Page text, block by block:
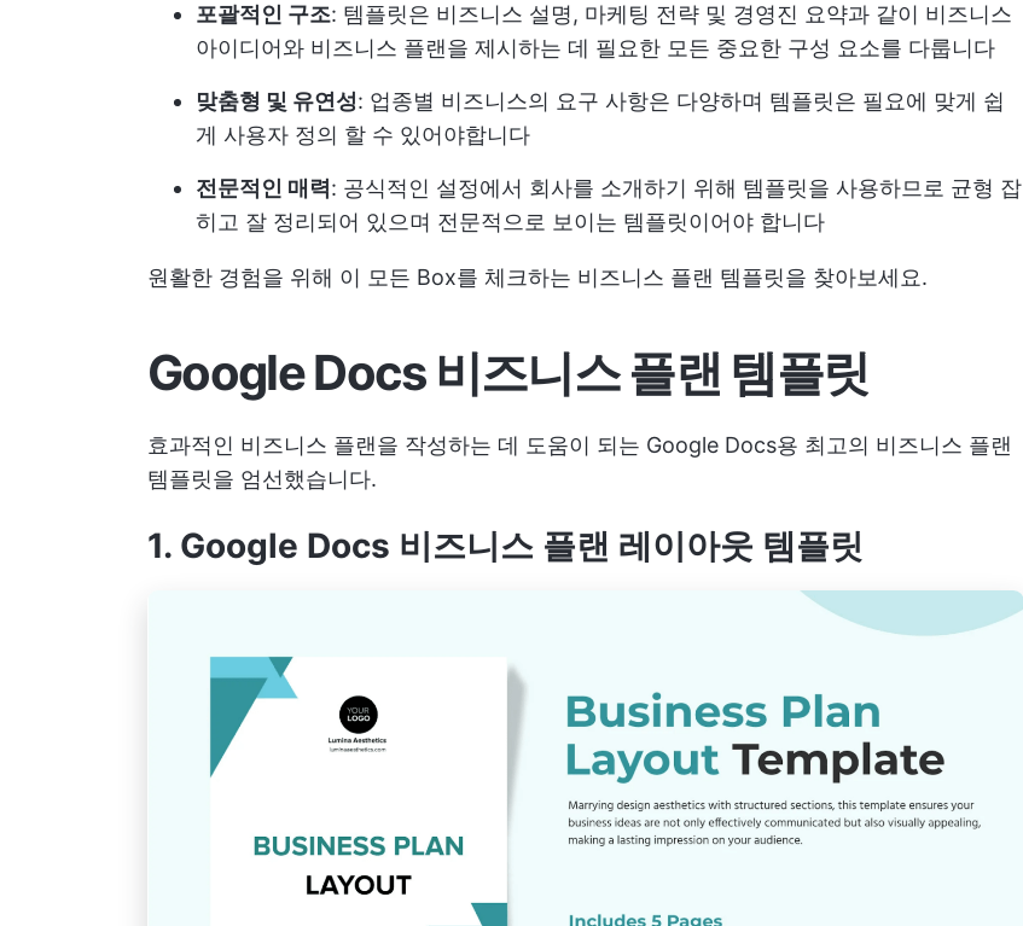
포괄적인 구조: 템플릿은 비즈니스 설명, 마케팅 전략 및 경영진 요약과 같이 비즈니스
아이디어와 비즈니스 플랜을 제시하는 데 필요한 모든 중요한 구성 요소를 다룹니다
맞춤형 및 유연성: 업종별 비즈니스의 요구 사항은 다양하며 템플릿은 필요에 맞게 쉽
게 사용자 정의 할 수 있어야합니다
전문적인 매력 : 공식적인 설정에서 회사를 소개하기 위해 템플릿을 사용하므로 균형 잡
히고 잘 정리되어 있으며 전문적으로 보이는 템플릿이어야 합니다
원활한 경험을 위해 이 모든 Box를 체크하는 비즈니스 플랜 템플릿을 찾아보세요.
Google Docs 비즈니스 플랜 템플릿
효과적인 비즈니스 플랜을 작성하는 데 도움이 되는 Google Docs용 최고의 비즈니스 플랜
템플릿을 엄선했습니다.
1. Google Docs 비즈니스 플랜 레이아웃 템플릿